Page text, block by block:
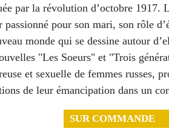
par la révolution d’octobre 1917.
passionné pour son mari, son rôle
monde qui se dessine autour
"Les Soeurs" et "Trois
et sexuelle de femmes russes,
de leur émancipation dans un
SUR COMMANDE